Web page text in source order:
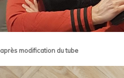
après modification du tube